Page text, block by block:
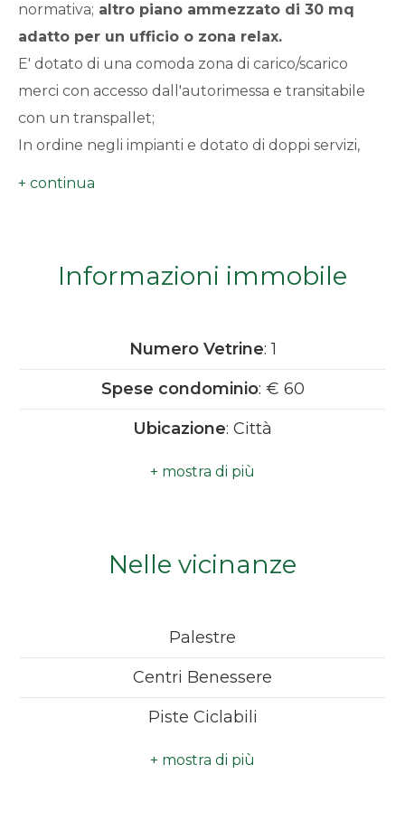
normativa; altro piano ammezzato di 30 mq
adatto per un ufficio o zona relax.
E' dotato di una comoda zona di carico/scarico
merci con accesso dall'autorimessa e transitabile
con un transpallet;
In ordine negli impianti e dotato di doppi servizi,
Affittato ad una attvità commerciale che genera
Informazioni immobile
Numero Vetrine: 1
Spese condominio: € 60
Ubicazione: Città
Investimento
Nelle vicinanze
Palestre
Centri Benessere
Piste Ciclabili
Parchi Giochi
Bagni
minimi
Qualsiasi
1
5+
2